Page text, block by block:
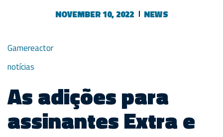
NOVEMBER 10, 2022 NEWS
Gamereactor
notícias
As adições para
assinantes Extra e